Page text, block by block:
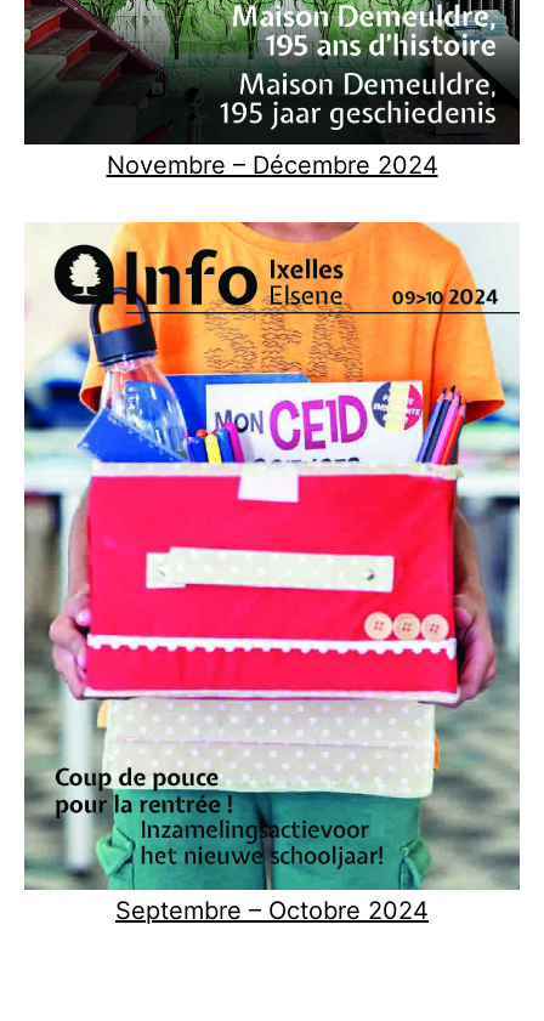
Novembre – Décembre 2024
Septembre – Octobre 2024